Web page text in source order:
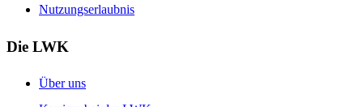
Nutzungserlaubnis
Die LWK
Über uns